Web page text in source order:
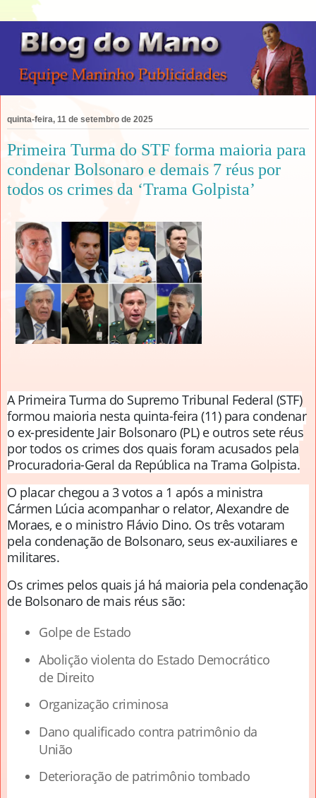
quinta-feira, 11 de setembro de 2025
Primeira Turma do STF forma maioria para
condenar Bolsonaro e demais 7 réus por
todos os crimes da ‘Trama Golpista’
A Primeira Turma do Supremo Tribunal Federal (STF)
formou maioria nesta quinta-feira (11) para condenar
o ex-presidente Jair Bolsonaro (PL) e outros sete réus
por todos os crimes dos quais foram acusados pela
Procuradoria-Geral da República na Trama Golpista.
O placar chegou a 3 votos a 1 após a ministra
Cármen Lúcia acompanhar o relator, Alexandre de
Moraes, e o ministro Flávio Dino. Os três votaram
pela condenação de Bolsonaro, seus ex-auxiliares e
militares.
Os crimes pelos quais já há maioria pela condenação
de Bolsonaro de mais réus são:
Golpe de Estado
Abolição violenta do Estado Democrático
de Direito
Organização criminosa
Dano qualificado contra patrimônio da
União
Deterioração de patrimônio tombado